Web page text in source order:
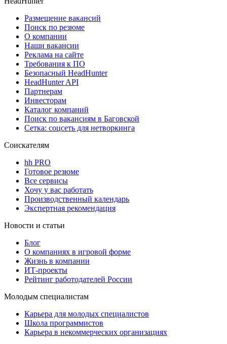
Размещение вакансий
Поиск по резюме
О компании
Наши вакансии
Реклама на сайте
Требования к ПО
Безопасный HeadHunter
HeadHunter API
Партнерам
Инвесторам
Каталог компаний
Поиск по вакансиям в Баговской
Сетка: соцсеть для нетворкинга
Соискателям
hh PRO
Готовое резюме
Все сервисы
Хочу у вас работать
Производственный календарь
Экспертная рекомендация
Новости и статьи
Блог
О компаниях в игровой форме
Жизнь в компании
ИТ-проекты
Рейтинг работодателей России
Молодым специалистам
Карьера для молодых специалистов
Школа программистов
Карьера в некоммерческих организациях